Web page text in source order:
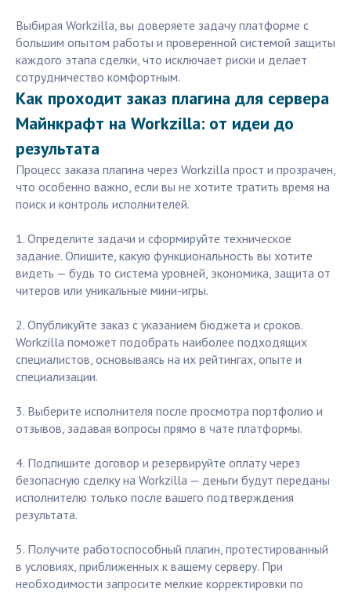
Выбирая Workzilla, вы доверяете задачу платформе с
большим опытом работы и проверенной системой защиты
каждого этапа сделки, что исключает риски и делает
сотрудничество комфортным.
Как проходит заказ плагина для сервера
Майнкрафт на Workzilla: от идеи до
результата
Процесс заказа плагина через Workzilla прост и прозрачен,
что особенно важно, если вы не хотите тратить время на
поиск и контроль исполнителей.
1. Определите задачи и сформируйте техническое
задание. Опишите, какую функциональность вы хотите
видеть — будь то система уровней, экономика, защита от
читеров или уникальные мини-игры.
2. Опубликуйте заказ с указанием бюджета и сроков.
Workzilla поможет подобрать наиболее подходящих
специалистов, основываясь на их рейтингах, опыте и
специализации.
3. Выберите исполнителя после просмотра портфолио и
отзывов, задавая вопросы прямо в чате платформы.
4. Подпишите договор и резервируйте оплату через
безопасную сделку на Workzilla — деньги будут переданы
исполнителю только после вашего подтверждения
результата.
5. Получите работоспособный плагин, протестированный
в условиях, приближенных к вашему серверу. При
необходимости запросите мелкие корректировки по